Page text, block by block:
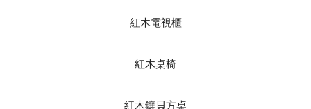
紅木電視櫃
紅木桌椅
紅木鑲貝方桌